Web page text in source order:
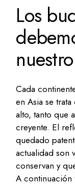
Los
Cada
en Asia se
alto, tanto que
creyente. El
quedado
actualidad son
conservan y
A continuación